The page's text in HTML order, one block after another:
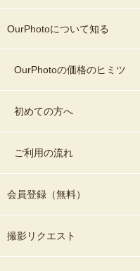
OurPhotoについて知る
OurPhotoの価格のヒミツ
初めての方へ
ご利用の流れ
会員登録（無料）
撮影リクエスト